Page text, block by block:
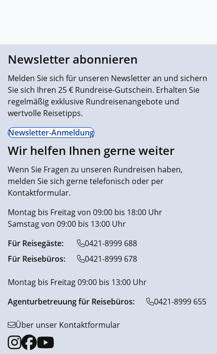
Newsletter abonnieren
Melden Sie sich für unseren Newsletter an und sichern
Sie sich Ihren 25 € Rundreise-Gutschein. Erhalten Sie
regelmäßig exklusive Rundreisenangebote und
wertvolle Reisetipps.
Newsletter-Anmeldung
Wir helfen Ihnen gerne weiter
Wenn Sie Fragen zu unseren Rundreisen haben,
melden Sie sich gerne telefonisch oder per
Kontaktformular.
Montag bis Freitag von 09:00 bis 18:00 Uhr
Samstag von 09:00 bis 13:00 Uhr
Für Reisegäste:
0421-8999 688
Für Reisebüros:
0421-8999 678
Montag bis Freitag 09:00 bis 13:00 Uhr
Agenturbetreuung für Reisebüros:
0421-8999 655
Über unser Kontaktformular